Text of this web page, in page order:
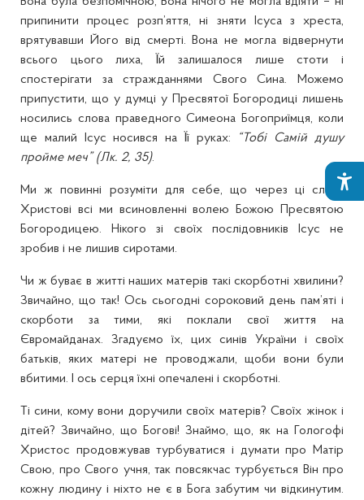
припинити процес розп’яття, ні зняти Ісуса з хреста,
врятувавши Його від смерті. Вона не могла відвернути
всього цього лиха, Їй залишалося лише стоти і
спостерігати за стражданнями Свого Сина. Можемо
припустити, що у думці у Пресвятої Богородиці лишень
носились слова праведного Симеона Богоприїмця, коли
ще малий Ісус носився на Її руках:
“Тобі Самій душу
пройме меч” (Лк. 2, 35).
Ми ж повинні розуміти для себе, що через ці слова
Христові всі ми всиновленні волею Божою Пресвятою
Богородицею. Нікого зі своїх послідовників Ісус не
зробив і не лишив сиротами.
Чи ж буває в житті наших матерів такі скорботні хвилини?
Звичайно, що так! Ось сьогодні сороковий день пам’яті і
скорботи за тими, які поклали свої життя на
Євромайданах. Згадуємо їх, цих синів України і своїх
батьків, яких матері не проводжали, щоби вони були
вбитими. І ось серця їхні опечалені і скорботні.
Ті сини, кому вони доручили своїх матерів? Своїх жінок і
дітей? Звичайно, що Богові! Знаймо, що, як на Гологофі
Христос продовжував турбуватися і думати про Матір
Свою, про Свого учня, так повсякчас турбується Він про
кожну людину і ніхто не є в Бога забутим чи відкинутим.